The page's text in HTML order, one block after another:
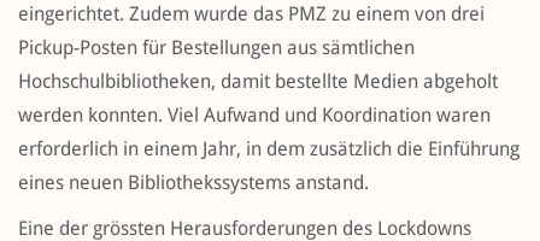
eingerichtet. Zudem wurde das PMZ zu einem von drei
Pickup-Posten für Bestellungen aus sämtlichen
Hochschulbibliotheken, damit bestellte Medien abgeholt
werden konnten. Viel Aufwand und Koordination waren
erforderlich in einem Jahr, in dem zusätzlich die Einführung
eines neuen Bibliothekssystems anstand.
Eine der grössten Herausforderungen des Lockdowns